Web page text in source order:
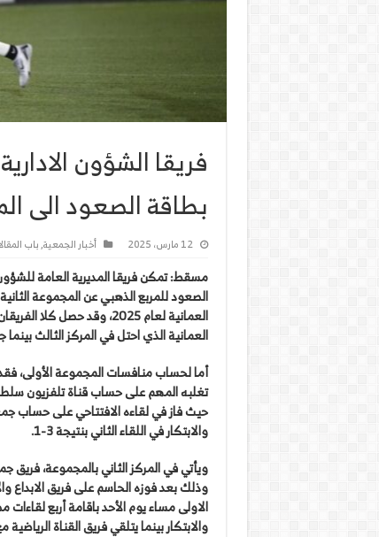
فريقا الشؤون
بطاقة الصعود الى
12 مارس، 2025 أخبار الجمعية,باب
مسقط: تمكن فريقا المديرية العامة
الصعود للمربع الذهبي عن المجموعة
العمانية لعام 2025، وقد
العمانية الذي احتل في المركز الثالث
أما لحساب منافسات المجموعة الأولى،
والابتكار في اللقاء الثاني بنتيجة 3-1.
ويأتي في المركز الثاني بالمجموعة،
الاولى مساء يوم الأحد باقامة أربع
والابتكار بينما يتلقي فريق القناة